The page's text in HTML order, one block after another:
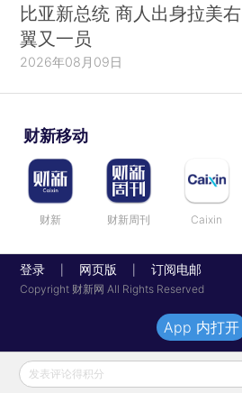
比亚新总统 商人出身拉美右
翼又一员
2026年08月09日
财新移动
财新 财新周刊 Caixin
登录 网页版 订阅电邮
Copyright 财新网 All Rights Reserved
发表评论得积分
App 内打开